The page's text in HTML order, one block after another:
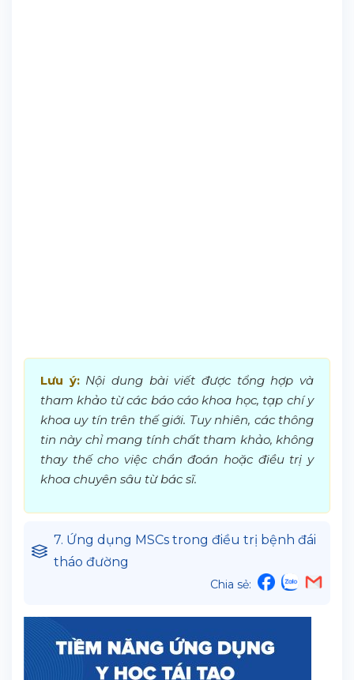
Lưu ý:Nội dung bài viết được tổng hợp và
tham khảo từ các báo cáo khoa học, tạp chí y
khoa uy tín trên thế giới. Tuy nhiên, các thông
tin này chỉ mang tính chất tham khảo, không
thay thế cho việc chẩn đoán hoặc điều trị y
khoa chuyên sâu từ bác sĩ.
7. Ứng dụng MSCs trong điều trị bệnh đái
tháo đường
Chia sẻ: